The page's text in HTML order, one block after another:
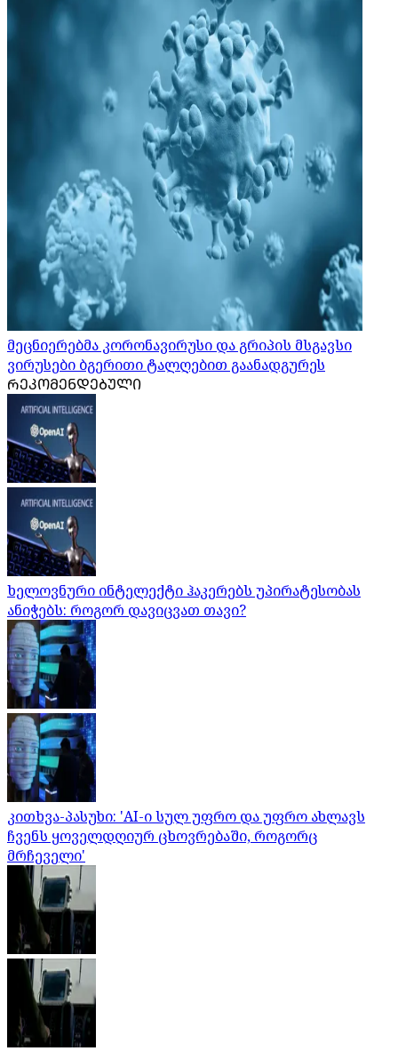
მეცნიერებმა კორონავირუსი და გრიპის მსგავსი
ვირუსები ბგერითი ტალღებით გაანადგურეს
ᲠᲔᲙᲝᲛᲔᲜᲓᲔᲑᲣᲚᲘ
ხელოვნური ინტელექტი ჰაკერებს უპირატესობას
ანიჭებს: როგორ დავიცვათ თავი?
კითხვა-პასუხი: 'AI-ი სულ უფრო და უფრო ახლავს
ჩვენს ყოველდღიურ ცხოვრებაში, როგორც
მრჩეველი'